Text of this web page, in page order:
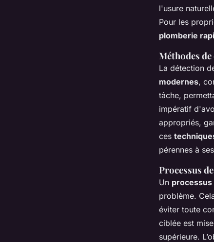
l'usure
Pour les
plomberie
Méthodes
La détection
modernes,
tâche,
impératif
appropriés,
ces
pérennes à
Processus
Un processus
problème.
éviter toute
ciblée est
supérieure.